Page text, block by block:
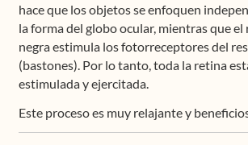
hace que los objetos se enfoquen
la forma del globo ocular, mientras que el
negra estimula los fotorreceptores del
(bastones). Por lo tanto, toda la retina
estimulada y ejercitada.
Este proceso es muy relajante y